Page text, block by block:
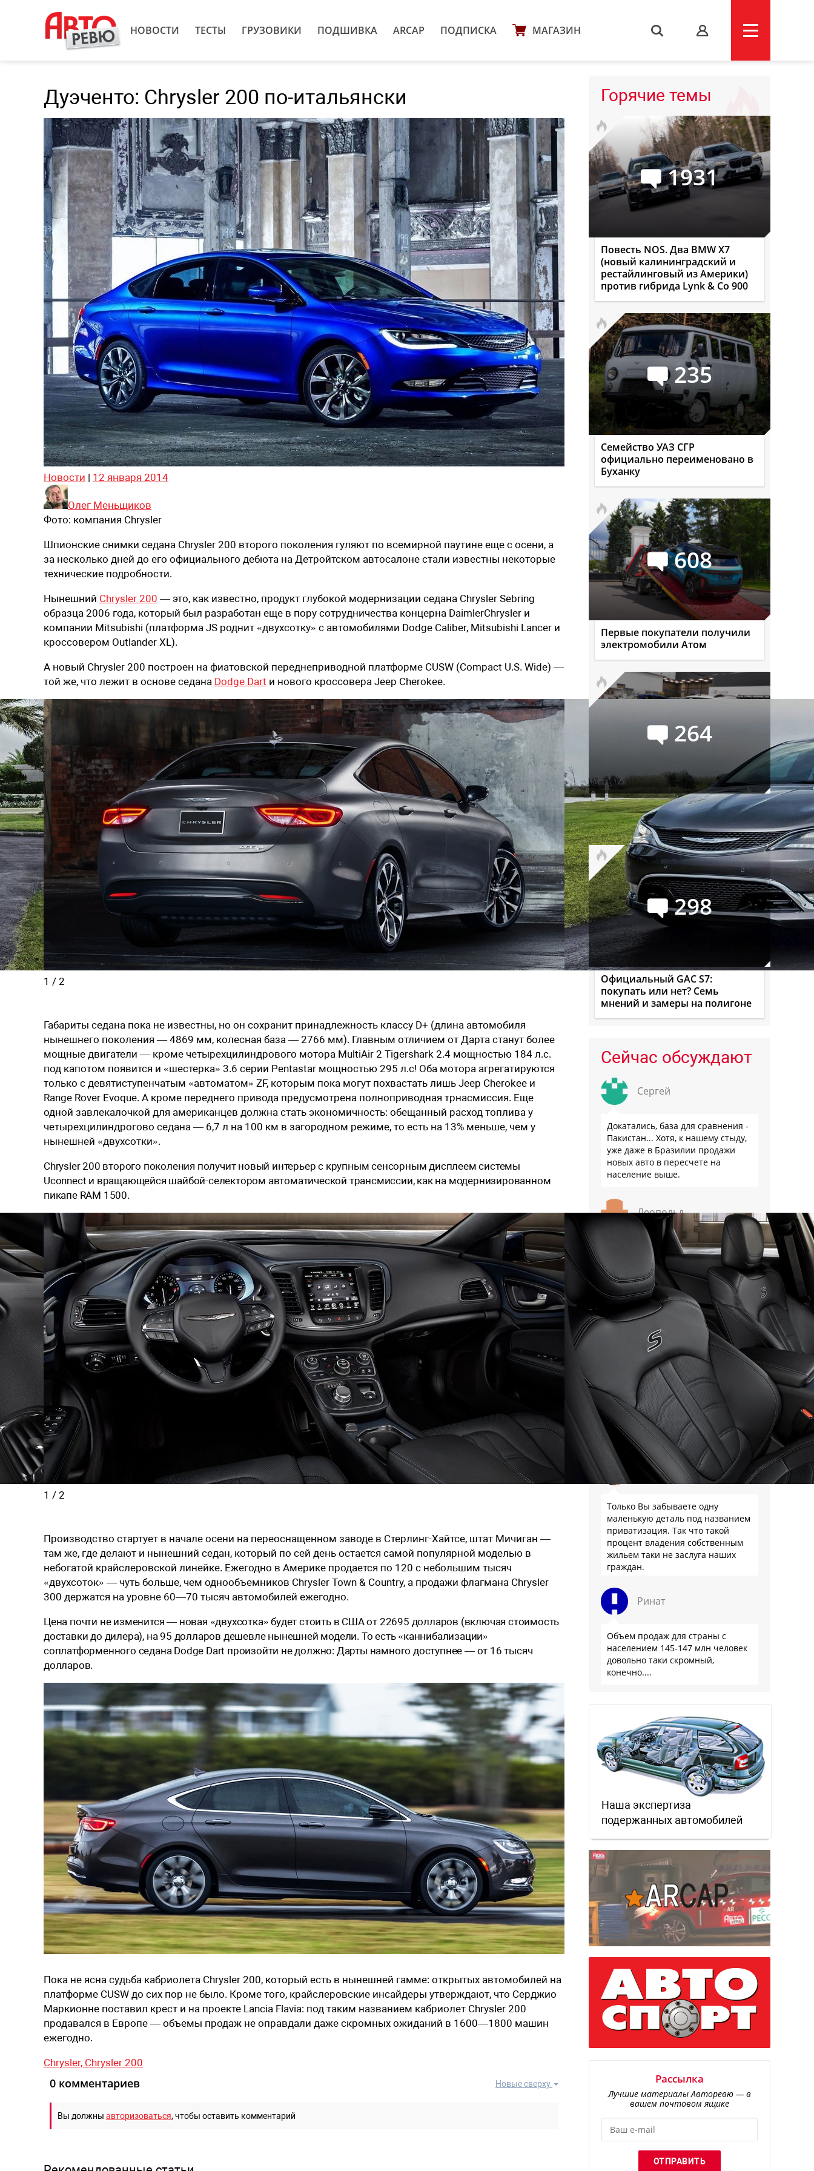
НОВОСТИ ТЕСТЫ ГРУЗОВИКИ ПОДШИВКА ARCAP ПОДПИСКА МАГАЗИН s
Дуэченто: Chrysler 200 по-итальянски
Новости | 12 января 2014
Олег Меньщиков
Фото: компания Chrysler
Шпионские снимки седана Chrysler 200 второго поколения гуляют по всемирной паутине еще с осени, а
за несколько дней до его официального дебюта на Детройтском автосалоне стали известны некоторые
технические подробности.
Нынешний Chrysler 200 — это, как известно, продукт глубокой модернизации седана Chrysler Sebring
образца 2006 года, который был разработан еще в пору сотрудничества концерна DaimlerChrysler и
компании Mitsubishi (платформа JS роднит «двухсотку» с автомобилями Dodge Caliber, Mitsubishi Lancer и
кроссовером Outlander XL).
А новый Chrysler 200 построен на фиатовской переднеприводной платформе CUSW (Compact U.S. Wide) —
той же, что лежит в основе седана Dodge Dart и нового кроссовера Jeep Cherokee.
1 / 2
Габариты седана пока не известны, но он сохранит принадлежность классу D+ (длина автомобиля
нынешнего поколения — 4869 мм, колесная база — 2766 мм). Главным отличием от Дарта станут более
мощные двигатели — кроме четырехцилиндрового мотора MultiAir 2 Tigershark 2.4 мощностью 184 л.с.
под капотом появится и «шестерка» 3.6 серии Pentastar мощностью 295 л.с! Оба мотора агрегатируются
только с девятиступенчатым «автоматом» ZF, которым пока могут похвастать лишь Jeep Cherokee и
Range Rover Evoque. А кроме переднего привода предусмотрена полноприводная трнасмиссия. Еще
одной завлекалочкой для американцев должна стать экономичность: обещанный расход топлива у
четырехцилиндрогово седана — 6,7 л на 100 км в загородном режиме, то есть на 13% меньше, чем у
нынешней «двухсотки».
Chrysler 200 второго поколения получит новый интерьер с крупным сенсорным дисплеем системы
Uconnect и вращающейся шайбой-селектором автоматической трансмиссии, как на модернизированном
пикапе RAM 1500.
1 / 2
Производство стартует в начале осени на переоснащенном заводе в Стерлинг-Хайтсе, штат Мичиган —
там же, где делают и нынешний седан, который по сей день остается самой популярной моделью в
небогатой крайслеровской линейке. Ежегодно в Америке продается по 120 с небольшим тысяч
«двухсоток» — чуть больше, чем однообъемников Chrysler Town & Country, а продажи флагмана Chrysler
300 держатся на уровне 60—70 тысяч автомобилей ежегодно.
Цена почти не изменится — новая «двухсотка» будет стоить в США от 22695 долларов (включая стоимость
доставки до дилера), на 95 долларов дешевле нынешней модели. То есть «каннибализации»
соплатформенного седана Dodge Dart произойти не должно: Дарты намного доступнее — от 16 тысяч
долларов.
Пока не ясна судьба кабриолета Chrysler 200, который есть в нынешней гамме: открытых автомобилей на
платформе CUSW до сих пор не было. Кроме того, крайслеровские инсайдеры утверждают, что Серджио
Маркионне поставил крест и на проекте Lancia Flavia: под таким названием кабриолет Chrysler 200
продавался в Европе — объемы продаж не оправдали даже скромных ожиданий в 1600—1800 машин
ежегодно.
Chrysler, Chrysler 200
Новые сверху
0 комментариев
Вы должны авторизоваться, чтобы оставить комментарий
Горячие темы
1931
Повесть NOS. Два BMW X7
(новый калининградский и
рестайлинговый из Америки)
против гибрида Lynk & Co 900
235
Семейство УАЗ СГР
официально переименовано в
Буханку
608
Первые покупатели получили
электромобили Атом
264
Российский авторынок в июле:
лучший месяц текущего года
298
Официальный GAC S7:
покупать или нет? Семь
мнений и замеры на полигоне
Сейчас обсуждают
Сергей
Докатались, база для сравнения -
Пакистан... Хотя, к нашему стыду,
уже даже в Бразилии продажи
новых авто в пересчете на
население выше.
Леопольд
Именно стыд и виноват в том что
Бразилия опередила РФ в
продажах авто - нашему
государству не стыдно повышать
утили и налоги с населения, а
бразильскому стыдно, его и
смести могут на …
Иван
Это вполне объективный
показатель уровня
благосостояния. И чем новее
машины, тем чище выхлоп и
выше безопасность. Так что да,
новый машины помогают быть
здоровее.
Proximus
Только Вы забываете одну
маленькую деталь под названием
приватизация. Так что такой
процент владения собственным
жильем таки не заслуга наших
граждан.
Ринат
Объем продаж для страны с
населением 145-147 млн человек
довольно таки скромный,
конечно....
Наша экспертиза
подержанных автомобилей
Рассылка
Лучшие материалы Авторевю — в
вашем почтовом ящике